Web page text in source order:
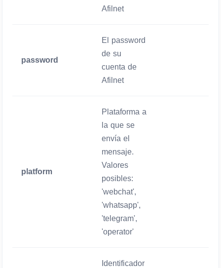
Afilnet
password
El password
de su
cuenta de
Afilnet
platform
Plataforma a
la que se
envía el
mensaje.
Valores
posibles:
'webchat',
'whatsapp',
'telegram',
'operator'
Identificador